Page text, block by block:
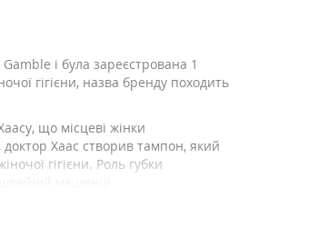
і була зареєстрована 1
гігієни, назва бренду походить
що місцеві жінки
доктор Хаас створив тампон, який
гігієни. Роль губки